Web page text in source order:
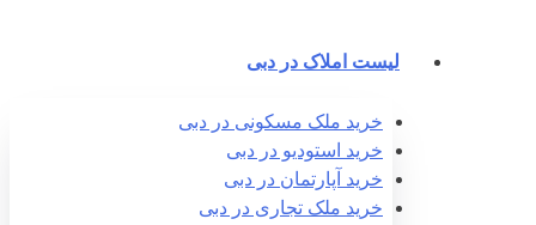
لیست املاک در دبی
خرید ملک مسکونی در دبی
خرید استودیو در دبی
خرید آپارتمان در دبی
خرید ملک تجاری در دبی